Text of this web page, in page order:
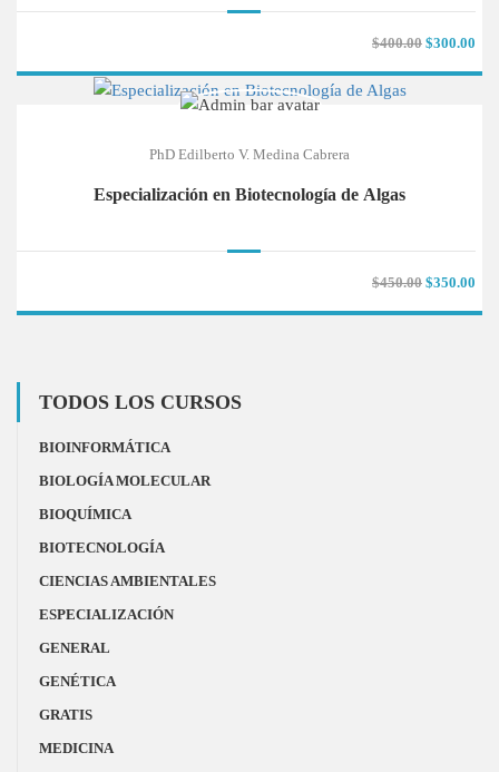
$400.00 $300.00
PhD Edilberto V. Medina Cabrera
Especialización en Biotecnología de Algas
$450.00 $350.00
TODOS LOS CURSOS
BIOINFORMÁTICA
BIOLOGÍA MOLECULAR
BIOQUÍMICA
BIOTECNOLOGÍA
CIENCIAS AMBIENTALES
ESPECIALIZACIÓN
GENERAL
GENÉTICA
GRATIS
MEDICINA